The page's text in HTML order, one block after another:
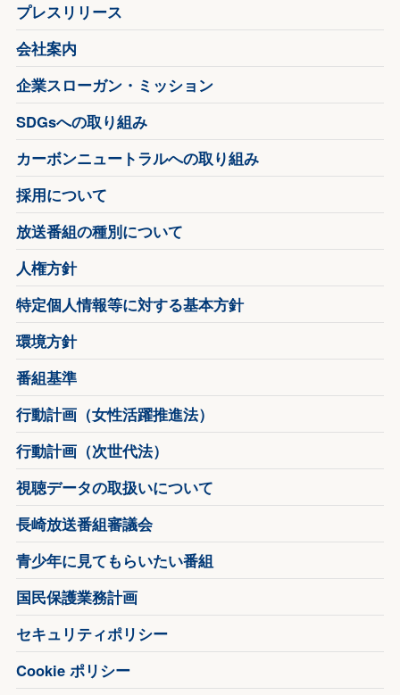
プレスリリース
会社案内
企業スローガン・ミッション
SDGsへの取り組み
カーボンニュートラルへの取り組み
採用について
放送番組の種別について
人権方針
特定個人情報等に対する基本方針
環境方針
番組基準
行動計画（女性活躍推進法）
行動計画（次世代法）
視聴データの取扱いについて
長崎放送番組審議会
青少年に見てもらいたい番組
国民保護業務計画
セキュリティポリシー
Cookie ポリシー